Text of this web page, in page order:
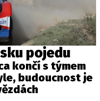
pojedu
končí s týmem
budoucnost je